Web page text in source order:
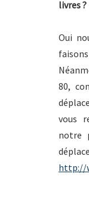
livres ?
Oui
80,
vous
notre
http://